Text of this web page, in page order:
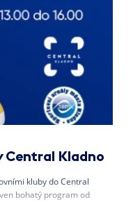
Central Kladno
kluby do Central
bohatý program od